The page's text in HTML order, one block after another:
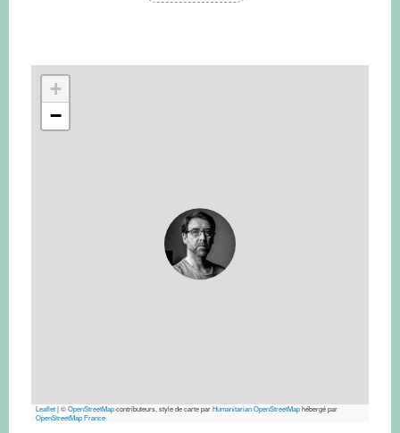
+
−
Leaflet|©OpenStreetMapcontributeurs, style de carte parHumanitarian OpenStreetMaphébergé par
OpenStreetMap France